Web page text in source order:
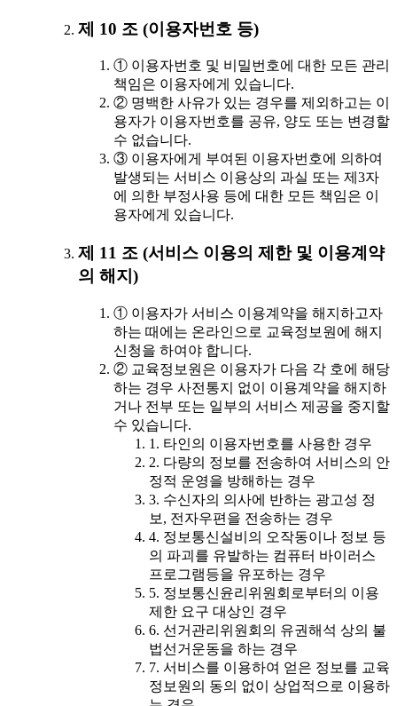
제 10 조 (이용자번호 등)
① 이용자번호 및 비밀번호에 대한 모든 관리
책임은 이용자에게 있습니다.
② 명백한 사유가 있는 경우를 제외하고는 이
용자가 이용자번호를 공유, 양도 또는 변경할
수 없습니다.
③ 이용자에게 부여된 이용자번호에 의하여
발생되는 서비스 이용상의 과실 또는 제3자
에 의한 부정사용 등에 대한 모든 책임은 이
용자에게 있습니다.
제 11 조 (서비스 이용의 제한 및 이용계약
의 해지)
① 이용자가 서비스 이용계약을 해지하고자
하는 때에는 온라인으로 교육정보원에 해지
신청을 하여야 합니다.
② 교육정보원은 이용자가 다음 각 호에 해당
하는 경우 사전통지 없이 이용계약을 해지하
거나 전부 또는 일부의 서비스 제공을 중지할
수 있습니다.
1. 타인의 이용자번호를 사용한 경우
2. 다량의 정보를 전송하여 서비스의 안
정적 운영을 방해하는 경우
3. 수신자의 의사에 반하는 광고성 정
보, 전자우편을 전송하는 경우
4. 정보통신설비의 오작동이나 정보 등
의 파괴를 유발하는 컴퓨터 바이러스
프로그램등을 유포하는 경우
5. 정보통신윤리위원회로부터의 이용
제한 요구 대상인 경우
6. 선거관리위원회의 유권해석 상의 불
법선거운동을 하는 경우
7. 서비스를 이용하여 얻은 정보를 교육
정보원의 동의 없이 상업적으로 이용하